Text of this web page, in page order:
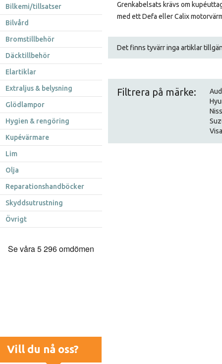
Bilkemi/tillsatser
Bilvård
Bromstillbehör
Däcktillbehör
Elartiklar
Extraljus & belysning
Glödlampor
Hygien & rengöring
Kupévärmare
Lim
Olja
Reparationshandböcker
Skyddsutrustning
Övrigt
Vill du nå oss?
Grenkabelsats krävs om
med ett Defa eller Calix
Det finns tyvärr inga artiklar
Filtrera på märke: